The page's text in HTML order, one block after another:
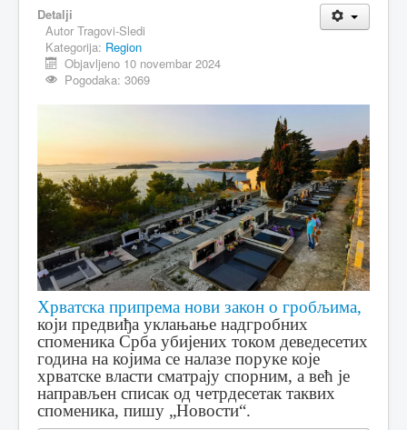
Detalji
Autor Tragovi-Sledi
Kategorija: Region
Objavljeno 10 novembar 2024
Pogodaka: 3069
Хрватска припрема нови закон о гробљима,
који предвиђа уклањање надгробних
споменика Срба убијених током деведесетих
година на којима се налазе поруке које
хрватске власти сматрају спорним, а већ је
направљен списак од четрдесетак таквих
споменика, пишу „Новости“.